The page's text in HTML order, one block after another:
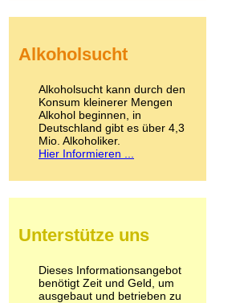
Kokain
LSD
Marihuana
Medikamente
Meskalin
Metamphetamin
Methadon
Pilze
Psychopharmaka
Schlafmittel
Schmerzmittel
Alkoholsucht
Alkoholsucht kann durch den
Konsum kleinerer Mengen
Alkohol beginnen, in
Deutschland gibt es über 4,3
Mio. Alkoholiker.
Hier Informieren ...
Unterstütze uns
Dieses Informationsangebot
benötigt Zeit und Geld, um
ausgebaut und betrieben zu